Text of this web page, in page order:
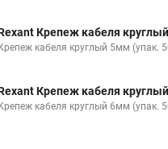
Крепеж кабеля
Крепеж кабеля круглый 5мм (упак.
Крепеж кабеля
Крепеж кабеля круглый 6мм (упак.